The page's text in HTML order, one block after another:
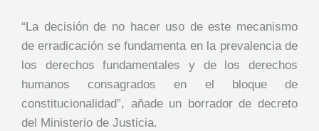
“La decisión de no hacer uso de este mecanismo
de erradicación se fundamenta en la prevalencia de
los derechos fundamentales y de los derechos
humanos consagrados en el bloque de
constitucionalidad”, añade un borrador de decreto
del Ministerio de Justicia.